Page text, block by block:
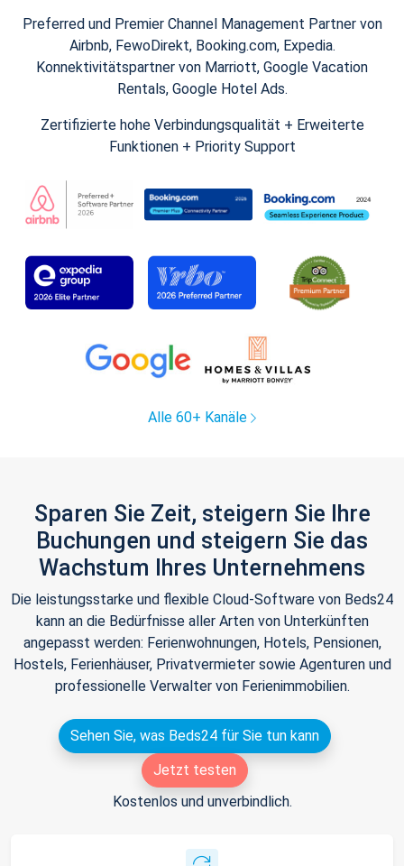
Preferred und Premier Channel Management Partner von
Airbnb, FewoDirekt, Booking.com, Expedia.
Konnektivitätspartner von Marriott, Google Vacation
Rentals, Google Hotel Ads.
Zertifizierte hohe Verbindungsqualität + Erweiterte
Funktionen + Priority Support
Alle 60+ Kanäle
Sparen Sie Zeit, steigern Sie Ihre
Buchungen und steigern Sie das
Wachstum Ihres Unternehmens
Die leistungsstarke und flexible Cloud-Software von Beds24
kann an die Bedürfnisse aller Arten von Unterkünften
angepasst werden: Ferienwohnungen, Hotels, Pensionen,
Hostels, Ferienhäuser, Privatvermieter sowie Agenturen und
professionelle Verwalter von Ferienimmobilien.
Sehen Sie, was Beds24 für Sie tun kann
Jetzt testen
Kostenlos und unverbindlich.